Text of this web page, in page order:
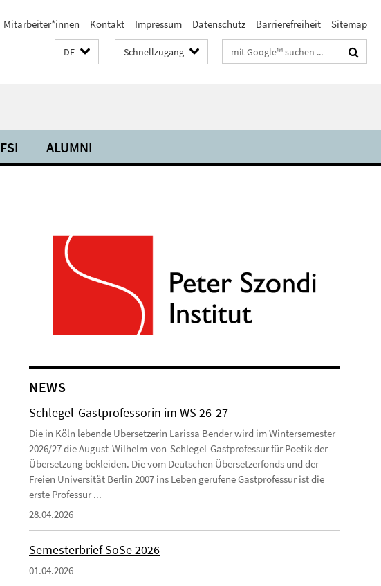
Mitarbeiter*innen Kontakt Impressum Datenschutz Barrierefreiheit Sitemap
DE Schnellzugang Suchbegriffe
FSI ALUMNI
NEWS
Schlegel-Gastprofessorin im WS 26-27
Die in Köln lebende Übersetzerin Larissa Bender wird im Wintersemester
2026/27 die August-Wilhelm-von-Schlegel-Gastprofessur für Poetik der
Übersetzung bekleiden. Die vom Deutschen Übersetzerfonds und der
Freien Universität Berlin 2007 ins Leben gerufene Gastprofessur ist die
erste Professur ...
28.04.2026
Semesterbrief SoSe 2026
01.04.2026